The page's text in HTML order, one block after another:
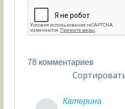
78 комментариев
Катерина